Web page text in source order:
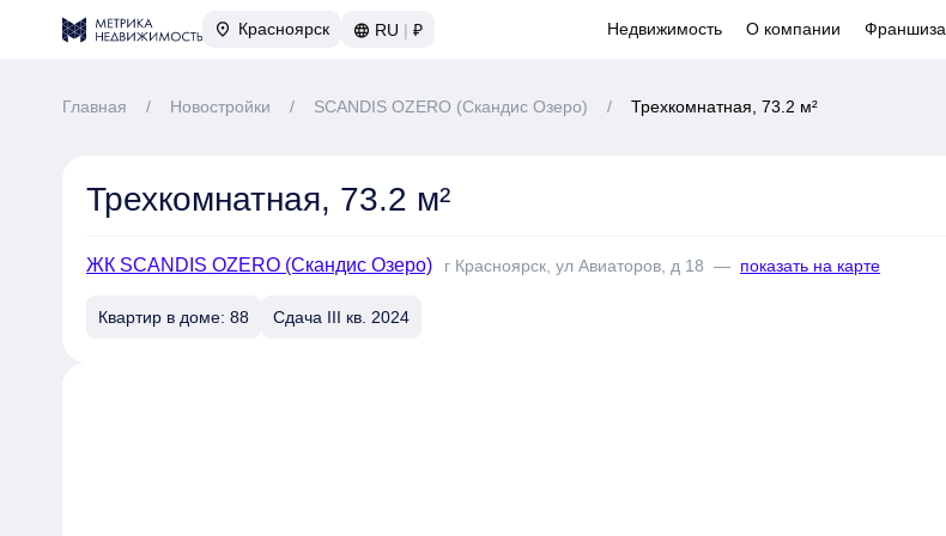
Красноярск RU | ₽ Недвижимость О компании Франшиза
Главная / Новостройки / SCANDIS OZERO (Скандис Озеро) / Трехкомнатная, 73.2 м²
Трехкомнатная, 73.2 м²
ЖК SCANDIS OZERO (Скандис Озеро) г Красноярск, ул Авиаторов, д 18 — показать на карте
Квартир в доме: 88 Сдача III кв. 2024